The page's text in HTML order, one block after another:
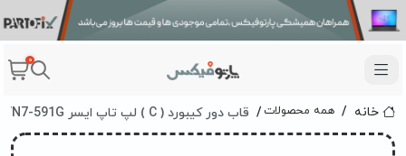
0
خانه همه محصولات قاب دور کیبورد ( C ) لپ تاپ ایسر Aspire V Nitro VN7-591G